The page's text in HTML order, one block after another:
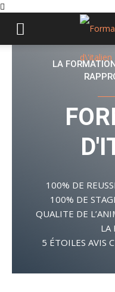
LA
100% DE
100% DE
QUALITE DE
LA
5 ÉTOILES